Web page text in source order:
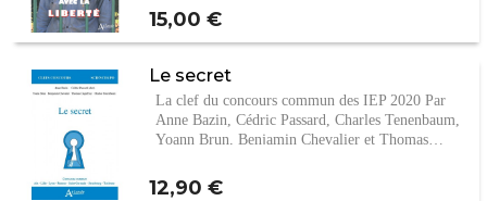
Prix
15,00 €
Le secret
La clef du concours commun des IEP 2020 Par
Anne Bazin, Cédric Passard, Charles Tenenbaum,
Yoann Brun, Benjamin Chevalier et Thomas…
Prix
12,90 €